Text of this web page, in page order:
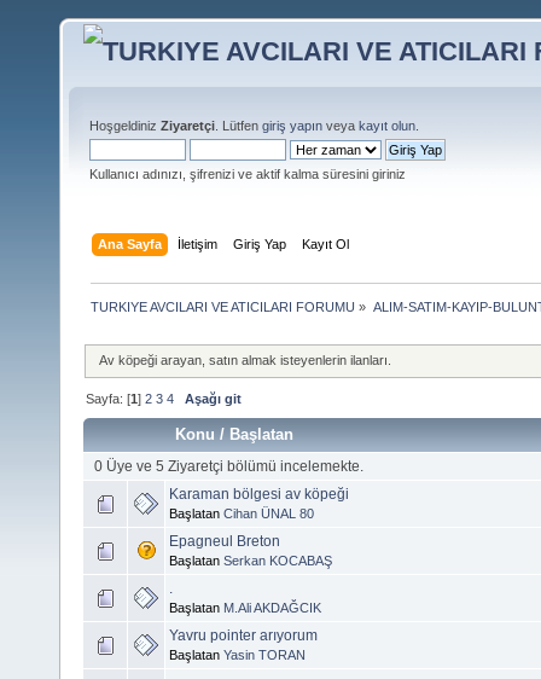
Hoşgeldiniz Ziyaretçi . Lütfen giriş yapın veya kayıt olun
Kullanıcı adınızı, şifrenizi ve aktif kalma süresini giriniz
Ana Sayfa İletişim Giriş Yap Kayıt Ol
TURKIYE AVCILARI VE ATICILARI FORUMU » ALIM-SATIM-KAYIP-
Av köpeği arayan, satın almak isteyenlerin ilanları.
Sayfa: [1]2 3 4 Aşağı git
Konu / Başlatan
0 Üye ve 5 Ziyaretçi bölümü incelemekte.
Karaman bölgesi av köpeği
Başlatan Cihan ÜNAL 80
Epagneul Breton
Başlatan Serkan KOCABAŞ
.
Başlatan M.Ali AKDAĞCIK
Yavru pointer arıyorum
Başlatan Yasin TORAN